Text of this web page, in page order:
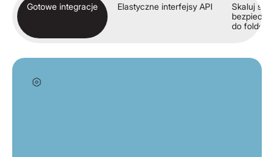
Gotowe integracje Elastyczne interfejsy API
Skaluj
do folderu